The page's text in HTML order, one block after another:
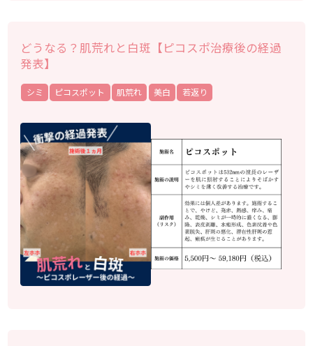
どうなる？肌荒れと白斑【ピコスポ治療後の経過
発表】
シミ ピコスポット 肌荒れ 美白 若返り